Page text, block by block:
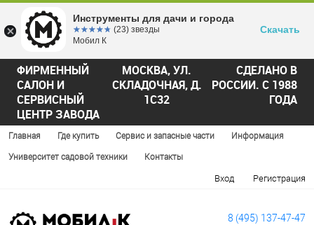
ФИРМЕННЫЙ
САЛОН И
СЕРВИСНЫЙ
ЦЕНТР ЗАВОДА
МОСКВА, УЛ.
СКЛАДОЧНАЯ, Д.
1С32
СДЕЛАНО В
РОССИИ. С 1988
ГОДА
Главная Где купить Сервис и запасные части Информация
Университет садовой техники Контакты
Вход Регистрация
8 (495) 137-47-47
Инструменты для дачи и города
☆☆☆☆☆
★★★★★ (23) звезды
Мобил К
Скачать